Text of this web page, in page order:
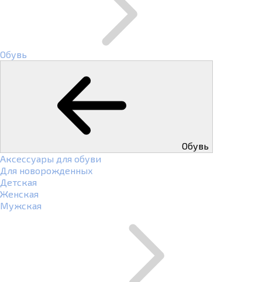
Обувь
Обувь
Аксессуары для обуви
Для новорожденных
Детская
Женская
Мужская